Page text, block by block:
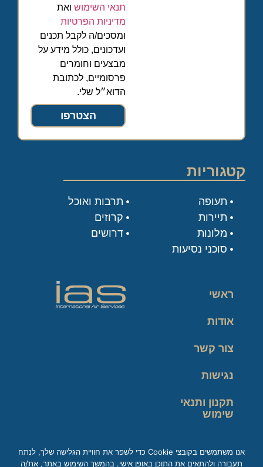
תנאי השימוש ואת
מדיניות הפרטיות
ומסכים/ה לקבל תכנים
ועדכונים, כולל מידע על
מבצעים וחומרים
פרסומיים, לכתובת
הדוא״ל שלי.
הצטרפו
קטגוריות
תעופה
תיירות
מלונות
סוכני נסיעות
תרבות ואוכל
קרוזים
דרושים
ראשי
אודות
צור קשר
נגישות
תקנון ותנאי
שימוש
אנו משתמשים בקובצי Cookie כדי לשפר את חוויית הגלישה שלך, לנתח
תעבורה ולהתאים את התוכן באופן אישי. בהמשך השימוש באתר, את/ה